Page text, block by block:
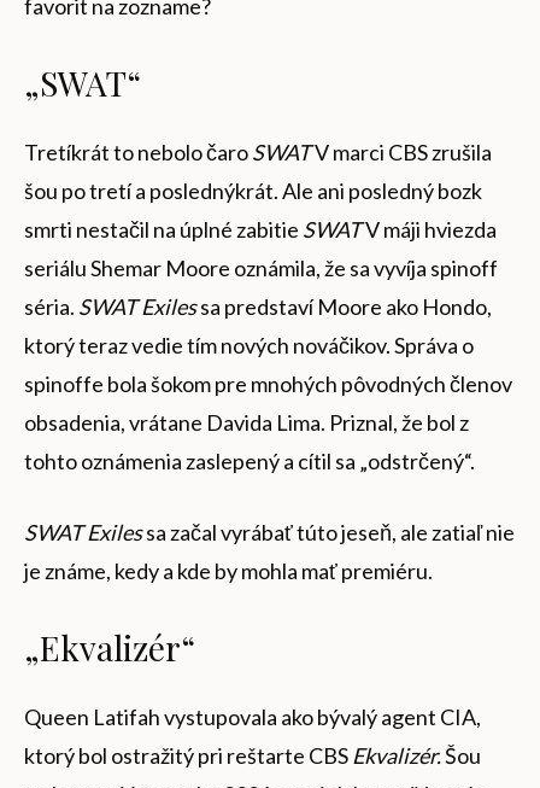
favorit na zozname?
„SWAT“
Tretíkrát to nebolo čaroSWATV marci CBS zrušila
šou po tretí a poslednýkrát. Ale ani posledný bozk
smrti nestačil na úplné zabitie SWATV máji hviezda
seriálu Shemar Moore oznámila, že sa vyvíja spinoff
séria. SWAT Exilessa predstaví Moore ako Hondo,
ktorý teraz vedie tím nových nováčikov. Správa o
spinoffe bola šokom pre mnohých pôvodných členov
obsadenia, vrátane Davida Lima. Priznal, že bol z
tohto oznámenia zaslepený a cítil sa „odstrčený“.
SWAT Exilessa začal vyrábať túto jeseň, ale zatiaľ nie
je známe, kedy a kde by mohla mať premiéru.
„Ekvalizér“
Queen Latifah vystupovala ako bývalý agent CIA,
ktorý bol ostražitý pri reštarte CBSEkvalizér.Šou